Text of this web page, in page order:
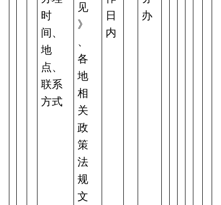
时
间、
地
点、
联系
方式
见
》
、
各
地
相
关
政
策
法
规
文
日
内
办